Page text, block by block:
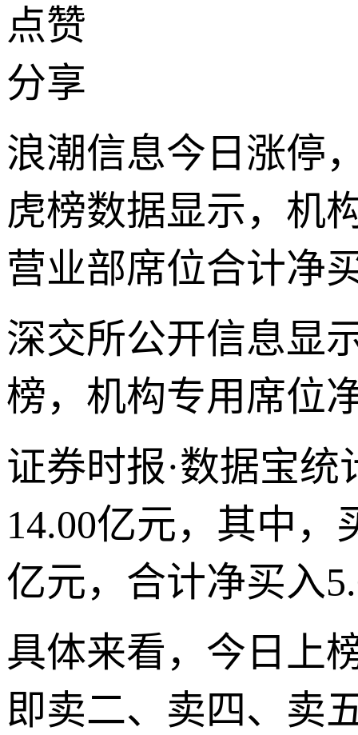
点赞
分享
浪潮信息今日涨停
虎榜数据显示，机
营业部席位合计净
深交所公开信息显
榜，机构专用席位
证券时报·数据宝
14.00亿元，其中，
亿元，合计净买入
具体来看，今日上
即卖二、卖四、卖